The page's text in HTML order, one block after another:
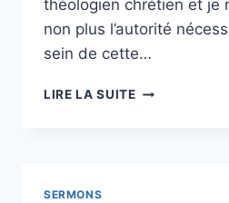
théologien chrétien et je
non plus l’autorité
sein de cette…
LIRE LA SUITEL’AGNEAU,
SERMONS